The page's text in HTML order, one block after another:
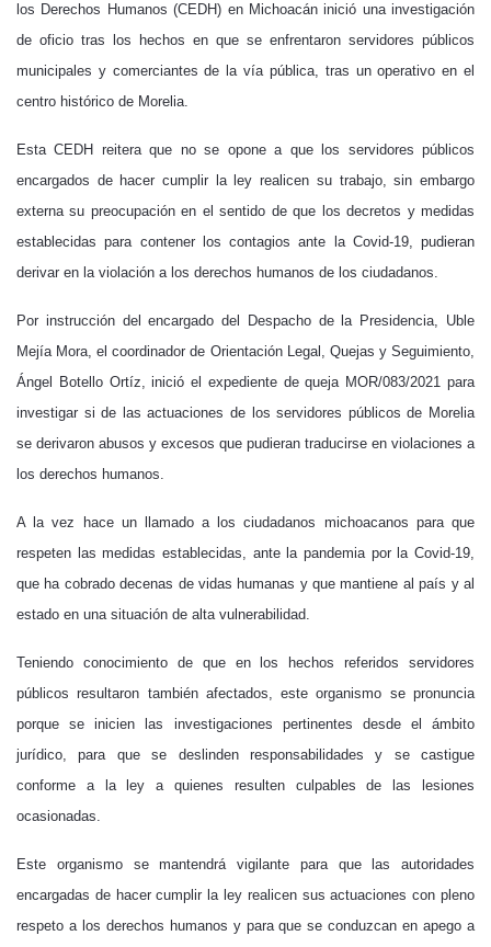
los Derechos Humanos (CEDH) en Michoacán inició una investigación
de oficio tras los hechos en que se enfrentaron servidores públicos
municipales y comerciantes de la vía pública, tras un operativo en el
centro histórico de Morelia.
Esta CEDH reitera que no se opone a que los servidores públicos
encargados de hacer cumplir la ley realicen su trabajo, sin embargo
externa su preocupación en el sentido de que los decretos y medidas
establecidas para contener los contagios ante la Covid-19, pudieran
derivar en la violación a los derechos humanos de los ciudadanos.
Por instrucción del encargado del Despacho de la Presidencia, Uble
Mejía Mora, el coordinador de Orientación Legal, Quejas y Seguimiento,
Ángel Botello Ortíz, inició el expediente de queja MOR/083/2021 para
investigar si de las actuaciones de los servidores públicos de Morelia
se derivaron abusos y excesos que pudieran traducirse en violaciones a
los derechos humanos.
A la vez hace un llamado a los ciudadanos michoacanos para que
respeten las medidas establecidas, ante la pandemia por la Covid-19,
que ha cobrado decenas de vidas humanas y que mantiene al país y al
estado en una situación de alta vulnerabilidad.
Teniendo conocimiento de que en los hechos referidos servidores
públicos resultaron también afectados, este organismo se pronuncia
porque se inicien las investigaciones pertinentes desde el ámbito
jurídico, para que se deslinden responsabilidades y se castigue
conforme a la ley a quienes resulten culpables de las lesiones
ocasionadas.
Este organismo se mantendrá vigilante para que las autoridades
encargadas de hacer cumplir la ley realicen sus actuaciones con pleno
respeto a los derechos humanos y para que se conduzcan en apego a